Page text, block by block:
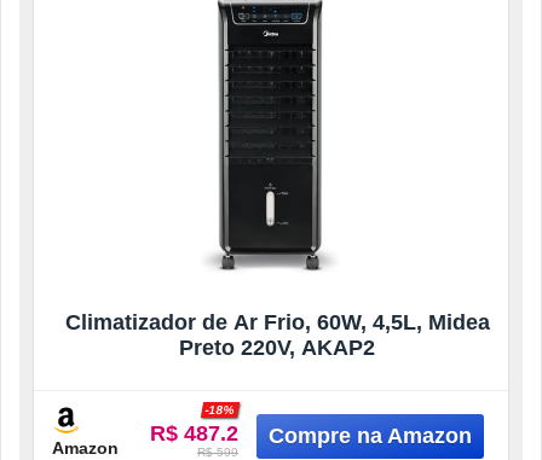
Climatizador de Ar Frio, 60W, 4,5L, Midea
Preto 220V, AKAP2
Amazon
R$ 487.2
-18%
R$ 599